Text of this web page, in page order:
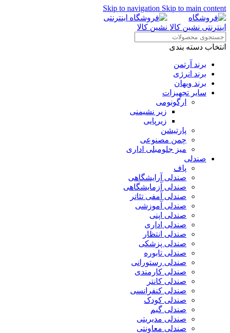
Skip to navigation Skip to main content
انتخاب دسته بندی
برند آرتمن
برند انرژی
برند ویهان
سایر تجهیزات
ارگونومی
زیر نشیمنی
زیرپایی
پارتیشن
چمن مصنوعی
میز جلومبلی اداری
صندلی
پاف
صندلی آرایشگاهی
صندلی آزمایشگاهی
صندلی آمفی تئاتر
صندلی آموزشی
صندلی اپنی
صندلی اداری
صندلی انتظار
صندلی پزشکی
صندلی تابوره
صندلی رستورانی
صندلی کارمندی
صندلی کانتر
صندلی کنفرانسی
صندلی کودک
صندلی گیم
صندلی مدیریتی
صندلی معاونتی